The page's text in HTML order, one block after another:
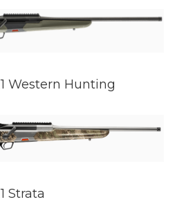
Western Hunting
Strata